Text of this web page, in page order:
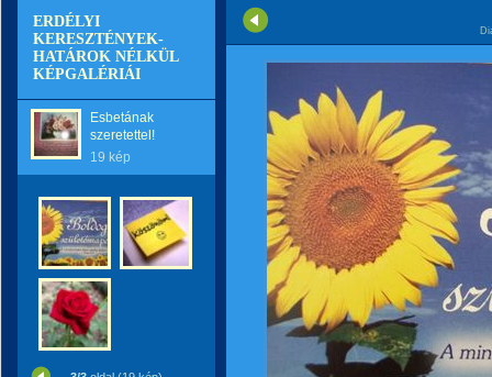
ERDÉLYI
KERESZTÉNYEK-
HATÁROK NÉLKÜL
KÉPGALÉRIÁI
Esbetának
szeretettel!
19 kép